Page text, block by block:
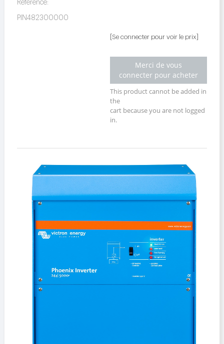
Référence:
PIN482300000
[Se connecter pour voir le prix]
Merci de vous
connecter pour acheter
This product cannot be added in
the
cart because you are not logged
in.